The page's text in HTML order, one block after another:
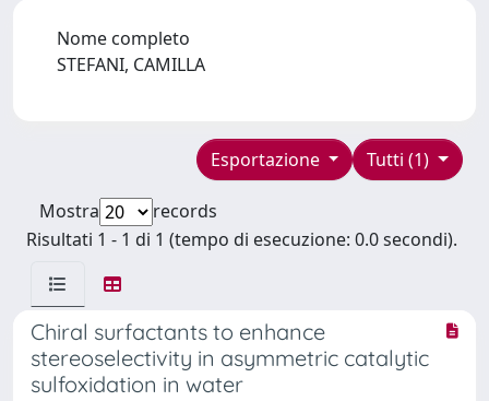
Nome completo
STEFANI, CAMILLA
Tutti (1)
Esportazione
Mostra
records
Risultati 1 - 1 di 1 (tempo di esecuzione: 0.0 secondi).
Chiral surfactants to enhance
stereoselectivity in asymmetric catalytic
sulfoxidation in water